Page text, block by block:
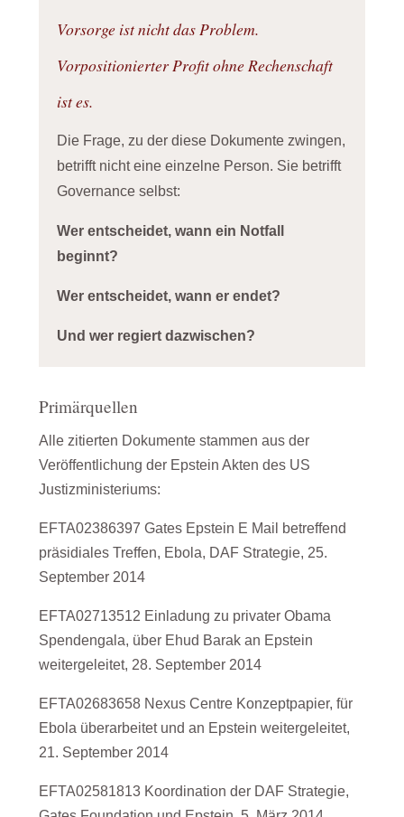
Vorsorge ist nicht das Problem.
Vorpositionierter Profit ohne Rechenschaft
ist es.
Die Frage, zu der diese Dokumente zwingen,
betrifft nicht eine einzelne Person. Sie betrifft
Governance selbst:
Wer entscheidet, wann ein Notfall
beginnt?
Wer entscheidet, wann er endet?
Und wer regiert dazwischen?
Primärquellen
Alle zitierten Dokumente stammen aus der
Veröffentlichung der Epstein Akten des US
Justizministeriums:
EFTA02386397 Gates Epstein E Mail betreffend
präsidiales Treffen, Ebola, DAF Strategie, 25.
September 2014
EFTA02713512 Einladung zu privater Obama
Spendengala, über Ehud Barak an Epstein
weitergeleitet, 28. September 2014
EFTA02683658 Nexus Centre Konzeptpapier, für
Ebola überarbeitet und an Epstein weitergeleitet,
21. September 2014
EFTA02581813 Koordination der DAF Strategie,